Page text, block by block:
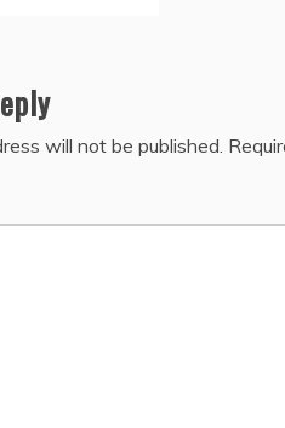
will not be published.